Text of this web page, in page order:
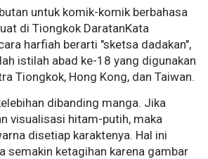
untuk komik-komik berbahasa
di Tiongkok DaratanKata
harfiah berarti "sketsa dadakan",
istilah abad ke-18 yang digunakan
Tiongkok, Hong Kong, dan Taiwan.
dibanding manga. Jika
visualisasi hitam-putih, maka
disetiap karaktenya. Hal ini
semakin ketagihan karena gambar